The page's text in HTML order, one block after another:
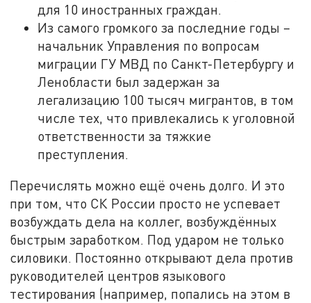
для 10 иностранных граждан.
Из самого громкого за последние годы –
начальник Управления по вопросам
миграции ГУ МВД по Санкт-Петербургу и
Ленобласти был задержан за
легализацию 100 тысяч мигрантов, в том
числе тех, что привлекались к уголовной
ответственности за тяжкие
преступления.
Перечислять можно ещё очень долго. И это
при том, что СК России просто не успевает
возбуждать дела на коллег, возбуждённых
быстрым заработком. Под ударом не только
силовики. Постоянно открывают дела против
руководителей центров языкового
тестирования (например, попались на этом в